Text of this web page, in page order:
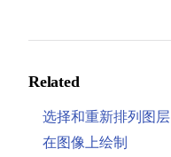
Related
选择和重新排列图层
在图像上绘制